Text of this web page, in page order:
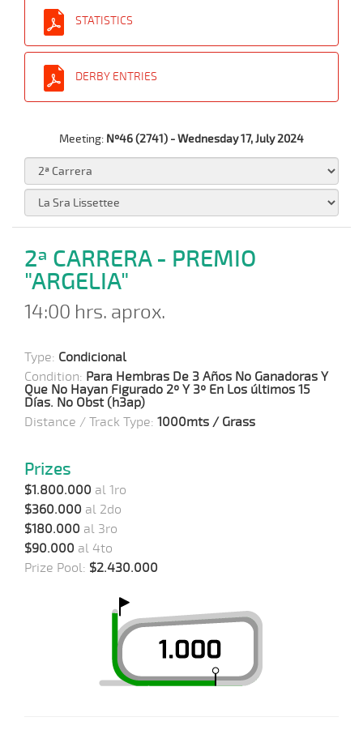
STATISTICS
DERBY ENTRIES
Meeting: Nº46 (2741) - Wednesday 17, July 2024
2ª CARRERA - PREMIO
"ARGELIA"
14:00 hrs. aprox.
Type: Condicional
Condition: Para Hembras De 3 Años No Ganadoras Y
Que No Hayan Figurado 2º Y 3º En Los últimos 15
Días. No Obst (h3ap)
Distance / Track Type: 1000mts / Grass
Prizes
$1.800.000 al 1ro
$360.000 al 2do
$180.000 al 3ro
$90.000 al 4to
Prize Pool: $2.430.000